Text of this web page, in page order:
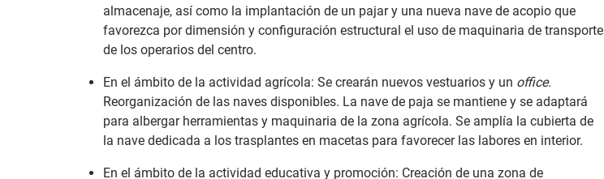
almacenaje, así como la implantación de un pajar y una nueva nave de acopio que
favorezca por dimensión y configuración estructural el uso de maquinaria de transporte
de los operarios del centro.
En el ámbito de la actividad agrícola: Se crearán nuevos vestuarios y un office.
Reorganización de las naves disponibles. La nave de paja se mantiene y se adaptará
para albergar herramientas y maquinaria de la zona agrícola. Se amplía la cubierta de
la nave dedicada a los trasplantes en macetas para favorecer las labores en interior.
En el ámbito de la actividad educativa y promoción: Creación de una zona de